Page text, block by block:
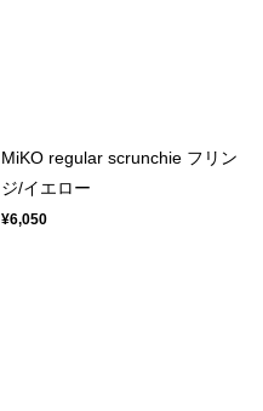
MiKO regular scrunchie フリン
ジ/イエロー
¥6,050